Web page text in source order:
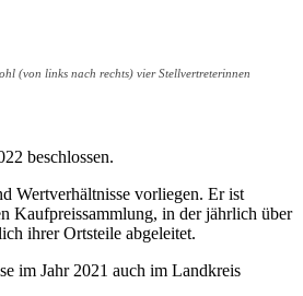
(von links nach rechts) vier Stellvertreterinnen
beschlossen.
Wertverhältnisse vorliegen. Er ist
Kaufpreissammlung, in der jährlich über
ihrer Ortsteile abgeleitet.
im Jahr 2021 auch im Landkreis